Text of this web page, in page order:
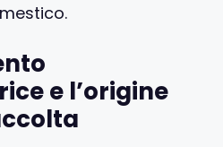
e l’origine